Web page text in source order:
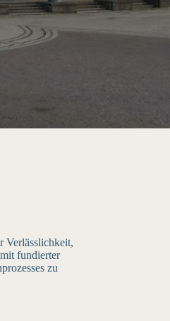
Verlässlichkeit,
fundierter
zu